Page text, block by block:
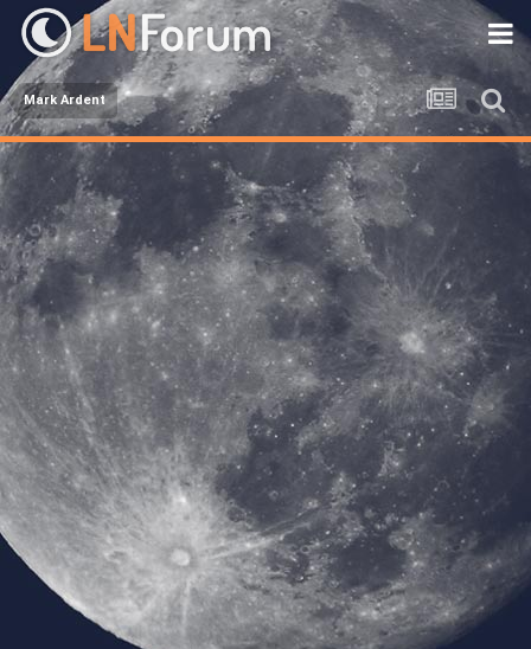
Mark Ardent